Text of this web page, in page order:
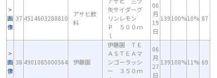
画
像
37 4514603288810
アサヒ飲
料
矢サイダーグ
リンレモン
Ｐ ５００ｍ
ｌ
06
月
19
日
139100%10% 87
画
像
38 4901085000564 伊藤園
伊藤園 ＴＥ
ＡＳＴＥＡマ
ンゴーラッシ
ー ３５０ｍ
06
月
27
日
139108%11% 69